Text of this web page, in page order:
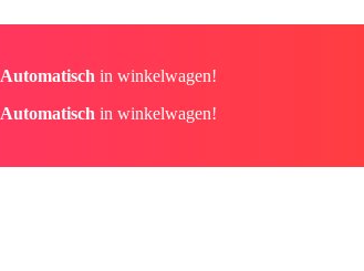
Automatisch in winkelwagen!
Automatisch in winkelwagen!